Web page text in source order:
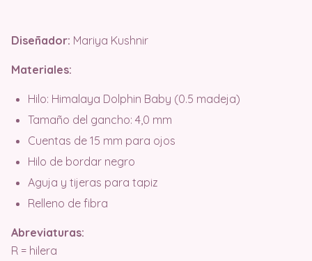
Diseñador: Mariya Kushnir
Materiales:
Hilo: Himalaya Dolphin Baby (0.5 madeja)
Tamaño del gancho: 4,0 mm
Cuentas de 15 mm para ojos
Hilo de bordar negro
Aguja y tijeras para tapiz
Relleno de fibra
Abreviaturas:
R = hilera